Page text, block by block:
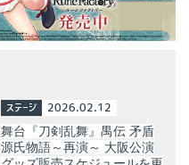
ステージ 2026.02.12
舞台『刀剣乱舞』禺伝 矛盾
源氏物語～再演～ 大阪公演